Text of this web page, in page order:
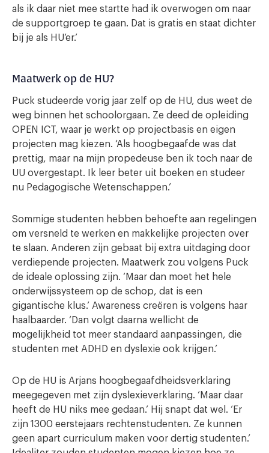
als ik daar niet mee startte had ik overwogen om naar
de supportgroep te gaan. Dat is gratis en staat dichter
bij je als HU’er.’
Maatwerk op de HU?
Puck studeerde vorig jaar zelf op de HU, dus weet de
weg binnen het schoolorgaan. Ze deed de opleiding
OPEN ICT, waar je werkt op projectbasis en eigen
projecten mag kiezen. ‘Als hoogbegaafde was dat
prettig, maar na mijn propedeuse ben ik toch naar de
UU overgestapt. Ik leer beter uit boeken en studeer
nu Pedagogische Wetenschappen.’
Sommige studenten hebben behoefte aan regelingen
om versneld te werken en makkelijke projecten over
te slaan. Anderen zijn gebaat bij extra uitdaging door
verdiepende projecten. Maatwerk zou volgens Puck
de ideale oplossing zijn. ‘Maar dan moet het hele
onderwijssysteem op de schop, dat is een
gigantische klus.’ Awareness creëren is volgens haar
haalbaarder. ‘Dan volgt daarna wellicht de
mogelijkheid tot meer standaard aanpassingen, die
studenten met ADHD en dyslexie ook krijgen.’
Op de HU is Arjans hoogbegaafdheidsverklaring
meegegeven met zijn dyslexieverklaring. ‘Maar daar
heeft de HU niks mee gedaan.’ Hij snapt dat wel. ‘Er
zijn 1300 eerstejaars rechtenstudenten. Ze kunnen
geen apart curriculum maken voor dertig studenten.’